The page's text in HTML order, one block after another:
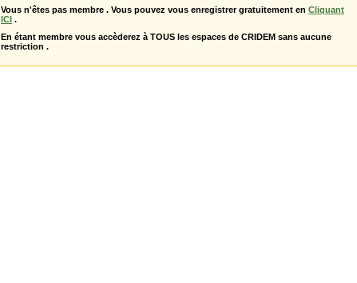
Vous n'êtes pas membre . Vous pouvez vous enregistrer gratuitement en Cliquant
ICI .
En étant membre vous accèderez à TOUS les espaces de CRIDEM sans aucune
restriction .